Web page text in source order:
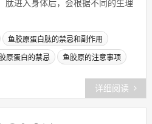
肽进入身体后，会根据不同的生理
鱼胶原蛋白肽的禁忌和副作用
原蛋白的禁忌 鱼胶原的注意事项
详细阅读